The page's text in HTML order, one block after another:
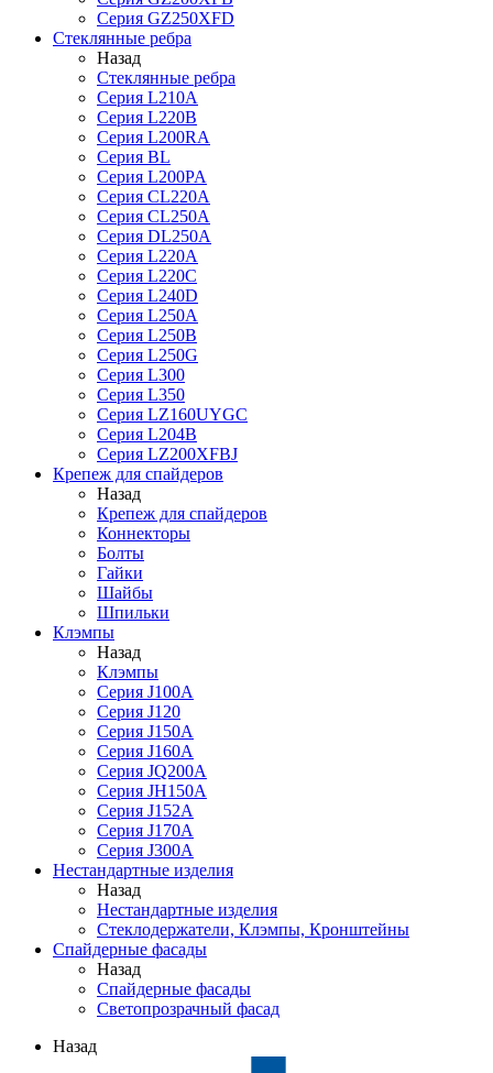
Серия GZ250XFD
Стеклянные ребра
Назад
Стеклянные ребра
Серия L210А
Серия L220В
Серия L200RA
Серия BL
Серия L200PA
Серия CL220A
Серия CL250A
Серия DL250A
Серия L220A
Серия L220C
Серия L240D
Серия L250A
Серия L250B
Серия L250G
Серия L300
Серия L350
Серия LZ160UYGC
Серия L204B
Серия LZ200XFBJ
Крепеж для спайдеров
Назад
Крепеж для спайдеров
Коннекторы
Болты
Гайки
Шайбы
Шпильки
Клэмпы
Назад
Клэмпы
Серия J100A
Серия J120
Серия J150A
Серия J160A
Серия JQ200A
Серия JH150A
Серия J152A
Серия J170A
Серия J300A
Нестандартные изделия
Назад
Нестандартные изделия
Стеклодержатели, Клэмпы, Кронштейны
Спайдерные фасады
Назад
Спайдерные фасады
Светопрозрачный фасад
Назад